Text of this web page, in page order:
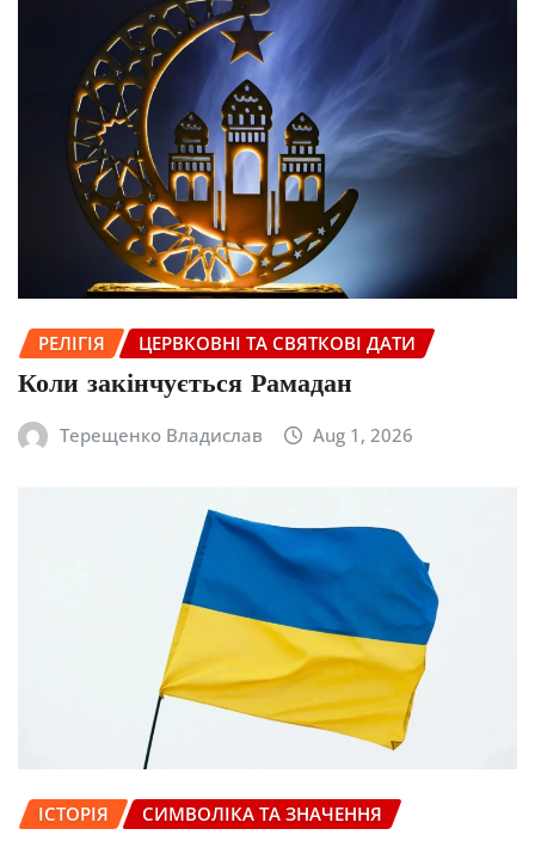
РЕЛІГІЯ ЦЕРВКОВНІ ТА СВЯТКОВІ ДАТИ
Коли закінчується Рамадан
Терещенко Владислав Aug 1, 2026
ІСТОРІЯ СИМВОЛІКА ТА ЗНАЧЕННЯ